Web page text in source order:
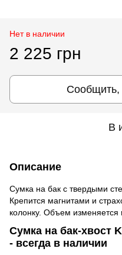
Нет в наличии
2 225 грн
Сообщить,
В
Описание
Сумка на бак с твердыми
Крепится магнитами и
колонку. Объем
Сумка на бак-хвост
- всегда в наличии